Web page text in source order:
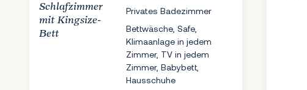
Schlafzimmer
mit Kingsize-
Bett
Privates Badezimmer
Bettwäsche, Safe,
Klimaanlage in jedem
Zimmer, TV in jedem
Zimmer, Babybett,
Hausschuhe